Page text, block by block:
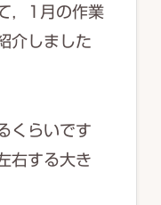
，1月の作業
介しました
くらいです
右する大き